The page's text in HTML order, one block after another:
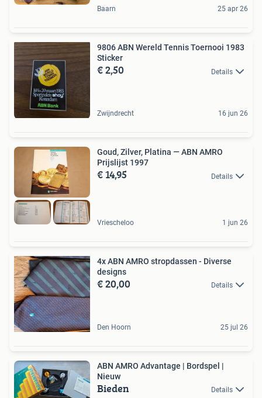
Baarn 25 apr 26
9806 ABN Wereld Tennis Toernooi 1983
Sticker
€ 2,50 Details
Zwijndrecht 16 jun 26
Goud, Zilver, Platina — ABN AMRO
Prijslijst 1997
€ 14,95 Details
Vriescheloo 1 jun 26
4x ABN AMRO stropdassen - Diverse
designs
€ 20,00 Details
Den Hoorn 25 jul 26
ABN AMRO Advantage | Bordspel |
Nieuw
Bieden Details